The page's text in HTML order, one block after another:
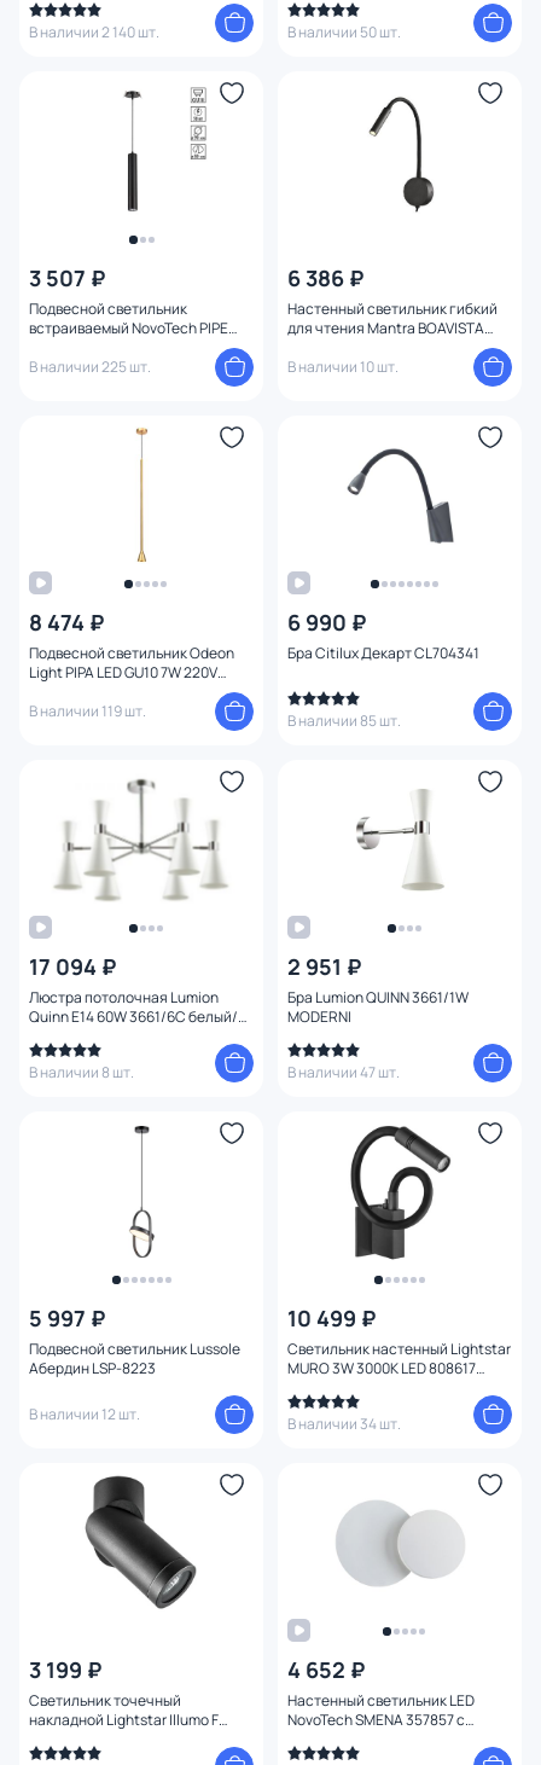
В наличии 2 140 шт.
В наличии 50 шт.
3 507 ₽
Подвесной светильник
встраиваемый NovoTech PIPE
В наличии 225 шт.
6 386 ₽
Настенный светильник гибкий
для чтения Mantra BOAVISTA
В наличии 10 шт.
8 474 ₽
Подвесной светильник Odeon
Light PIPA LED GU10 7W 220V
В наличии 119 шт.
6 990 ₽
Бра Citilux Декарт CL704341
В наличии 85 шт.
17 094 ₽
Люстра потолочная Lumion
Quinn E14 60W 3661/6C белый/
В наличии 8 шт.
2 951 ₽
Бра Lumion QUINN 3661/1W
MODERNI
В наличии 47 шт.
5 997 ₽
Подвесной светильник Lussole
Абердин LSP-8223
В наличии 12 шт.
10 499 ₽
Светильник настенный Lightstar
MURO 3W 3000K LED 808617
В наличии 34 шт.
3 199 ₽
Светильник точечный
накладной Lightstar Illumo F
4 652 ₽
Настенный светильник LED
NovoTech SMENA 357857 с